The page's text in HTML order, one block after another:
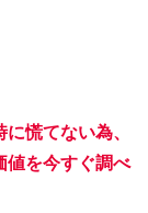
慌てない為、
値を今すぐ調べ